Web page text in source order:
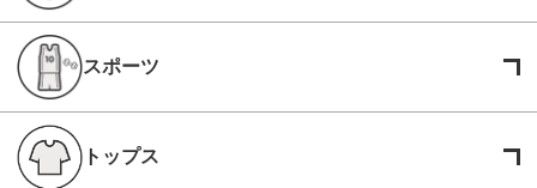
スポーツ
トップス